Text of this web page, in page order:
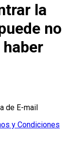
la
no
de E-mail
y Condiciones